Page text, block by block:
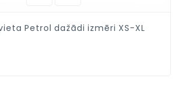
Petrol dažādi izmēri XS-XL